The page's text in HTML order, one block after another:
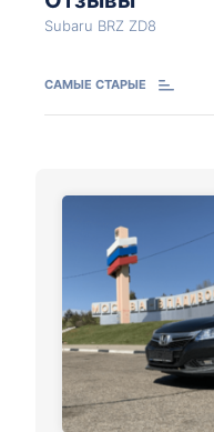
Subaru BRZ ZD8
САМЫЕ СТАРЫЕ